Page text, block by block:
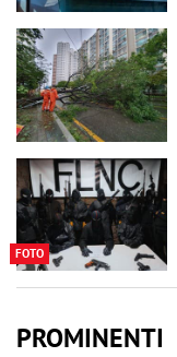
FOTO
PROMINENTI